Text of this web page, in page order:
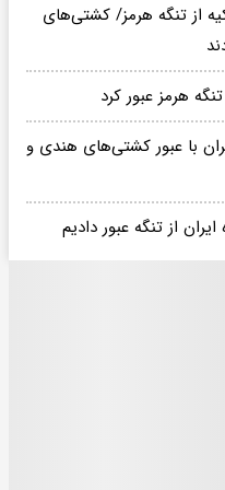
از تنگه هرمز/ کشتی‌های
هرمز عبور کرد
با عبور کشتی‌های هندی و
از تنگه عبور دادیم